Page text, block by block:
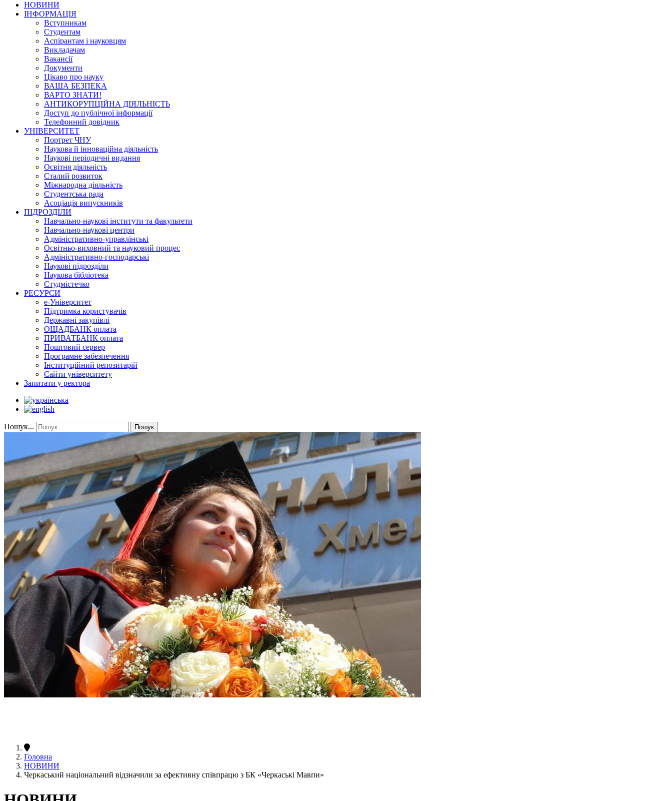
НОВИНИ
ІНФОРМАЦІЯ
Вступникам
Студентам
Аспірантам і науковцям
Викладачам
Вакансії
Документи
Цікаво про науку
ВАША БЕЗПЕКА
ВАРТО ЗНАТИ!
АНТИКОРУПЦІЙНА ДІЯЛЬНІСТЬ
Доступ до публічної інформації
Телефонний довідник
УНІВЕРСИТЕТ
Портрет ЧНУ
Наукова й інноваційна діяльність
Наукові періодичні видання
Освітня діяльність
Сталий розвиток
Міжнародна діяльність
Студентська рада
Асоціація випускників
ПІДРОЗДІЛИ
Навчально-наукові інститути та факультети
Навчально-наукові центри
Адміністративно-управлінські
Освітньо-виховний та науковий процес
Адміністративно-господарські
Наукові підрозділи
Наукова бібліотека
Студмістечко
РЕСУРСИ
е-Університет
Підтримка користувачів
Державні закупівлі
ОЩАДБАНК оплата
ПРИВАТБАНК оплата
Поштовий сервер
Програмне забезпечення
Інституційний репозитарій
Сайти університету
Запитати у ректора
Пошук... Пошук
Головна
НОВИНИ
Черкаський національний відзначили за ефективну співпрацю з БК «Черкаські Мавпи»